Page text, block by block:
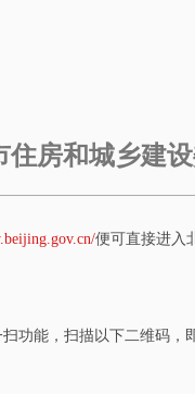
住房和城乡建
便可直接进入
功能，扫描以下二维码，